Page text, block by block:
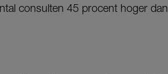
consulten 45 procent hoger dan